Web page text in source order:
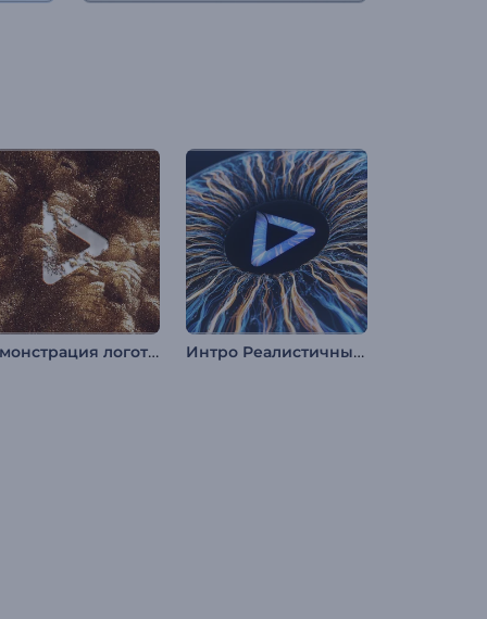
Демонстрация логотипа "Сверкающий песок" Интро Реалистичный Глаз